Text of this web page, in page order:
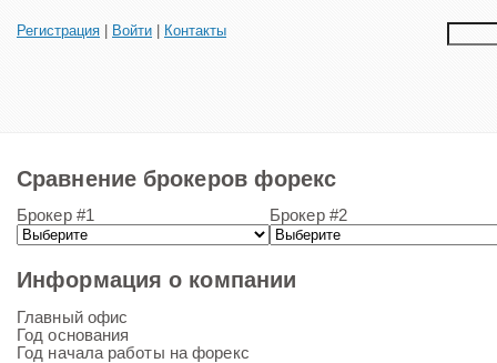
Регистрация Войти Контакты
Сравнение брокеров форекс
Брокер #1 Брокер #2
Информация о компании
Главный офис
Год основания
Год начала работы на форекс